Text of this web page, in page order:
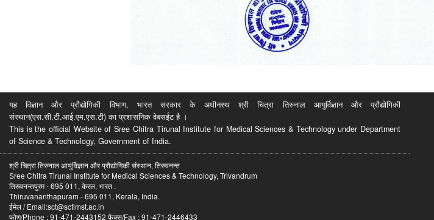
यह विज्ञान और प्रौद्योगिकी विभाग, भारत सरकार के अधीनस्थ श्री चित्रा तिरुनाल आयुर्विज्ञान और प्रौद्योगिकी
संस्थान(एस.सी.टी.आई.एम.एस.टी) का प्रशासनिक वेबसईट है ।
This is the official Website of Sree Chitra Tirunal Institute for Medical Sciences & Technology under Department
of Science & Technology, Government of India.
श्री चित्रा तिरुनाल आयुर्विज्ञान और प्रौद्योगिकी संस्थान, तिरुवनन्त
Sree Chitra Tirunal Institute for Medical Sciences & Technology, Trivandrum
तिरुवनन्तपुरम - 695 011, केरल, भारत .
Thiruvananthapuram - 695 011, Kerala, India.
ईमेल / Email:sct@sctimst.ac.in
फोण/Phone : 91-471-2443152 फैक्स/Fax : 91-471-2446433